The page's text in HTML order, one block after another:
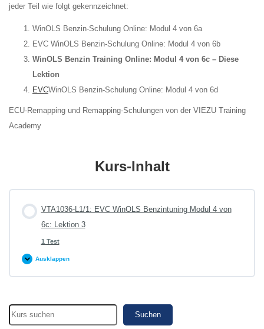
jeder Teil wie folgt gekennzeichnet:
WinOLS Benzin-Schulung Online: Modul 4 von 6a
EVC WinOLS Benzin-Schulung Online: Modul 4 von 6b
WinOLS Benzin Training Online: Modul 4 von 6c – Diese
Lektion
EVCWinOLS Benzin-Schulung Online: Modul 4 von 6d
ECU-Remapping und Remapping-Schulungen von der VIEZU Training
Academy
Kurs-Inhalt
VTA1036-L1/1: EVC WinOLS Benzintuning Modul 4 von
6c: Lektion 3
1 Test
Ausklappen
VTA1036-
EVC
4
6c:
Lektion
Suchen